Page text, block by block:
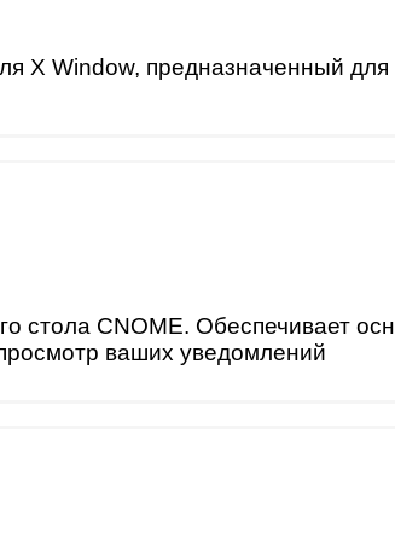
X Window, предназначенный
стола CNOME. Обеспечивает
ваших уведомлений